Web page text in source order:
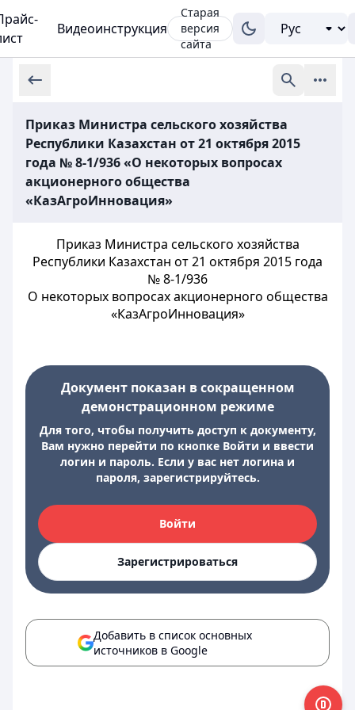
Видеоинструкция
Старая
версия
сайта
Приказ Министра сельского хозяйства
Республики Казахстан от 21 октября 2015
года № 8-1/936 «О некоторых вопросах
акционерного общества
«КазАгроИнновация»
Приказ Министра сельского хозяйства
Республики Казахстан от 21 октября 2015 года
№ 8-1/936
О некоторых вопросах акционерного общества
«КазАгроИнновация»
Документ показан в сокращенном
демонстрационном режиме
Для того, чтобы получить доступ к документу,
Вам нужно перейти по кнопке Войти и ввести
логин и пароль. Если у вас нет логина и
пароля, зарегистрируйтесь.
Войти
Зарегистрироваться
Добавить в список основных
источников в Google